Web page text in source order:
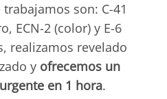
son: C-41
ECN-2 (color) y E-6
realizamos revelado
y ofrecemos un
en 1 hora.